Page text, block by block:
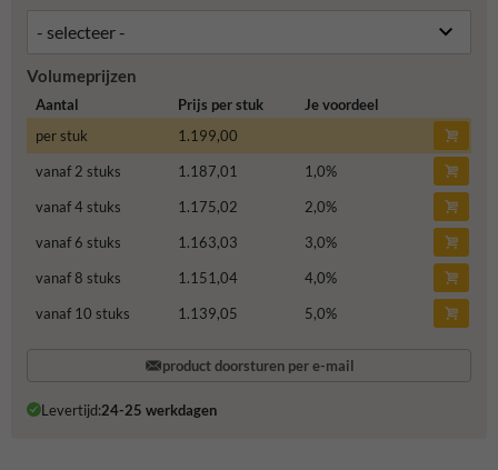
Volumeprijzen
Aantal Prijs per stuk
Je voordeel
per stuk
1.199,00
vanaf 2 stuks
1.187,01 1,0%
vanaf 4 stuks
1.175,02 2,0%
vanaf 6 stuks
1.163,03 3,0%
vanaf 8 stuks
1.151,04 4,0%
vanaf 10 stuks
1.139,05 5,0%
product doorsturen per e-mail
Levertijd:24-25 werkdagen